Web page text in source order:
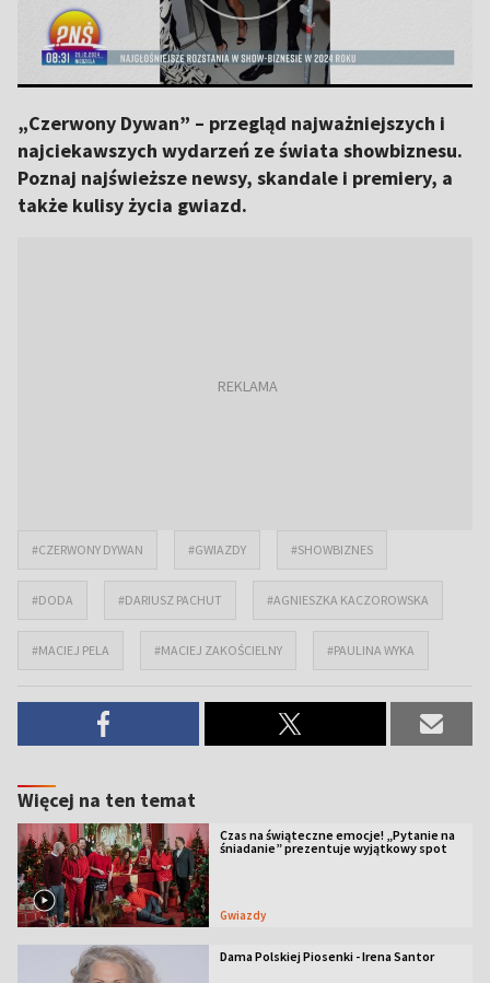
„Czerwony Dywan” – przegląd najważniejszych i
najciekawszych wydarzeń ze świata showbiznesu.
Poznaj najświeższe newsy, skandale i premiery, a
także kulisy życia gwiazd.
#CZERWONY DYWAN #GWIAZDY #SHOWBIZNES
#DODA #DARIUSZ PACHUT #AGNIESZKA KACZOROWSKA
#MACIEJ PELA #MACIEJ ZAKOŚCIELNY #PAULINA WYKA
Więcej na ten temat
Czas na świąteczne emocje! „Pytanie na
śniadanie” prezentuje wyjątkowy spot
Gwiazdy
Dama Polskiej Piosenki - Irena Santor